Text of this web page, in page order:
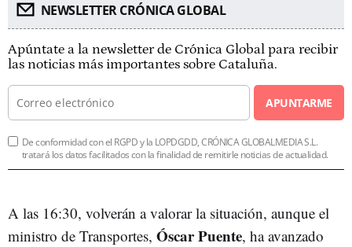
NEWSLETTER CRÓNICA GLOBAL
Apúntate a la newsletter de Crónica Global para recibir
las noticias más importantes sobre Cataluña.
APUNTARME
De conformidad con el RGPD y la LOPDGDD, CRÓNICA GLOBALMEDIA S.L.
tratará los datos facilitados con la finalidad de remitirle noticias de actualidad.
A las 16:30, volverán a valorar la situación, aunque el
ministro de Transportes, Óscar Puente, ha avanzado